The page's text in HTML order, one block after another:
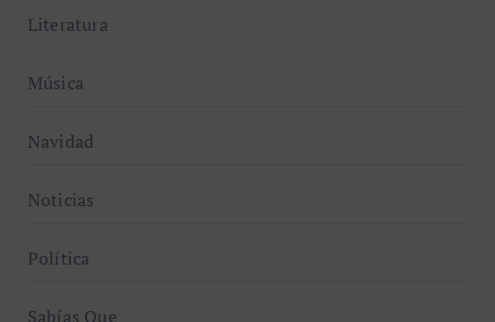
Literatura
Música
Navidad
Noticias
Política
Sabías Que